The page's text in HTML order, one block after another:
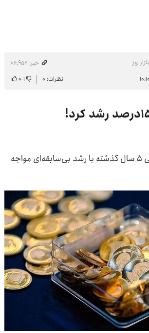
بازار روز
خبر: ۸۶٬۹۵۷
نظرات: ۰ ۱-۰
قیمت سکه ۱۵۹درصد رشد کرد!
قیمت سکه طلا طی ۵ سال گذشته با رشد بی‌سابقه‌ای مواجه